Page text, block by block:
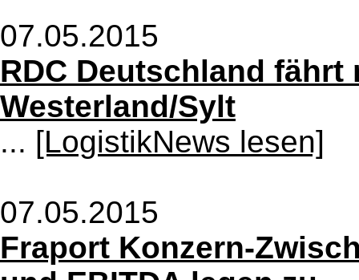
07.05.2015
RDC Deutschland fährt
Westerland/Sylt
... [LogistikNews lesen]
07.05.2015
Fraport Konzern-